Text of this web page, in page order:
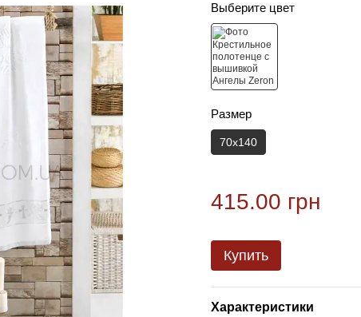
Выберите цвет
Размер
70х140
415.00 грн
Купить
Характеристики